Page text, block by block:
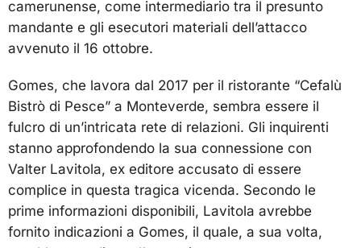
camerunense, come intermediario tra il presunto
mandante e gli esecutori materiali dell’attacco
avvenuto il 16 ottobre.
Gomes, che lavora dal 2017 per il ristorante “Cefalù
Bistrò di Pesce” a Monteverde, sembra essere il
fulcro di un’intricata rete di relazioni. Gli inquirenti
stanno approfondendo la sua connessione con
Valter Lavitola, ex editore accusato di essere
complice in questa tragica vicenda. Secondo le
prime informazioni disponibili, Lavitola avrebbe
fornito indicazioni a Gomes, il quale, a sua volta,